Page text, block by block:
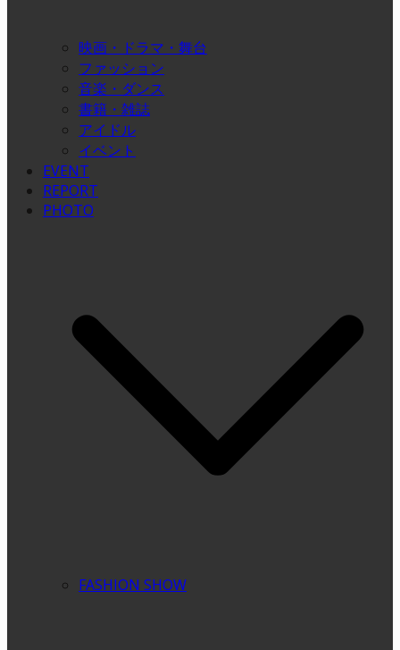
映画・ドラマ・舞台
ファッション
音楽・ダンス
書籍・雑誌
アイドル
イベント
EVENT
REPORT
PHOTO
FASHION SHOW